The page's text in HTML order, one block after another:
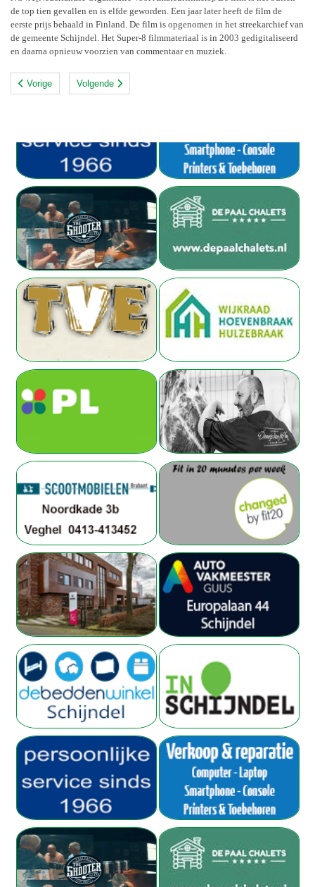
de top tien gevallen en is elfde geworden. Een jaar later heeft de film de
eerste prijs behaald in Finland. De film is opgenomen in het streekarchief van
de gemeente Schijndel. Het Super-8 filmmateriaal is in 2003 gedigitaliseerd
en daarna opnieuw voorzien van commentaar en muziek.
Vorige Volgende